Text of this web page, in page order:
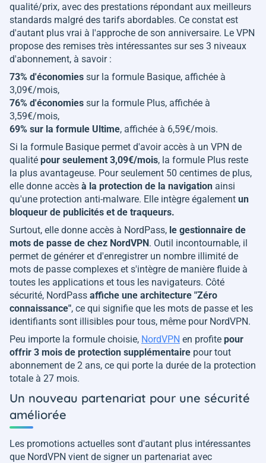
qualité/prix, avec des prestations répondant aux meilleurs
standards malgré des tarifs abordables. Ce constat est
d'autant plus vrai à l'approche de son anniversaire. Le VPN
propose des remises très intéressantes sur ses 3 niveaux
d'abonnement, à savoir :
73% d'économies sur la formule Basique, affichée à
3,09€/mois,
76% d'économies sur la formule Plus, affichée à
3,59€/mois,
69% sur la formule Ultime, affichée à 6,59€/mois.
Si la formule Basique permet d'avoir accès à un VPN de
qualité pour seulement 3,09€/mois, la formule Plus reste
la plus avantageuse. Pour seulement 50 centimes de plus,
elle donne accès à la protection de la navigation ainsi
qu'une protection anti-malware. Elle intègre également un
bloqueur de publicités et de traqueurs.
Surtout, elle donne accès à NordPass, le gestionnaire de
mots de passe de chez NordVPN. Outil incontournable, il
permet de générer et d'enregistrer un nombre illimité de
mots de passe complexes et s'intègre de manière fluide à
toutes les applications et tous les navigateurs. Côté
sécurité, NordPass affiche une architecture "Zéro
connaissance", ce qui signifie que les mots de passe et les
identifiants sont illisibles pour tous, même pour NordVPN.
Peu importe la formule choisie, NordVPN en profite pour
offrir 3 mois de protection supplémentaire pour tout
abonnement de 2 ans, ce qui porte la durée de la protection
totale à 27 mois.
Un nouveau partenariat pour une sécurité
améliorée
Les promotions actuelles sont d'autant plus intéressantes
que NordVPN vient de signer un partenariat avec